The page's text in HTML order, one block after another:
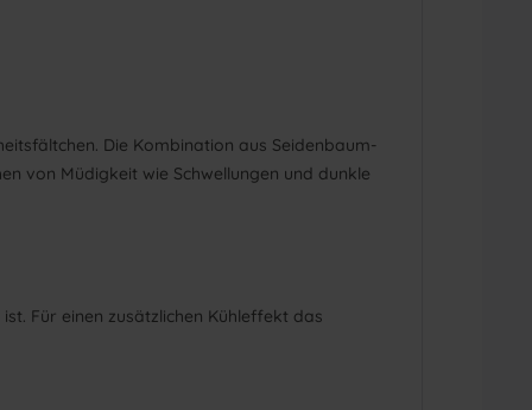
Die Kombination aus Seidenbaum-
von Müdigkeit wie Schwellungen und dunkle
Für einen zusätzlichen Kühleffekt das